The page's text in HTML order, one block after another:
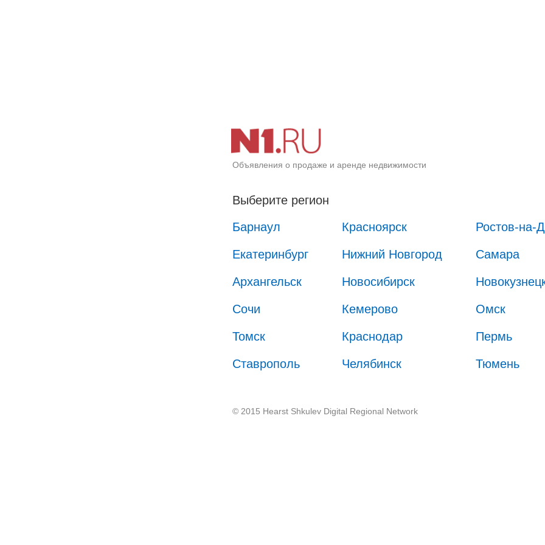
Объявления о продаже и аренде недвижимости
Выберите регион
Барнаул
Красноярск Ростов-на-
Екатеринбург Нижний Новгород Самара
Архангельск Новосибирск
Сочи Кемерово Омск
Томск Краснодар Пермь
Ставрополь Челябинск Тюмень
© 2015 Hearst Shkulev Digital Regional Network